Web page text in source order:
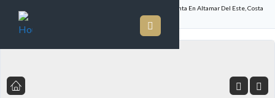
Apartamento En Venta En Altamar Del Este, Costa
Del Este